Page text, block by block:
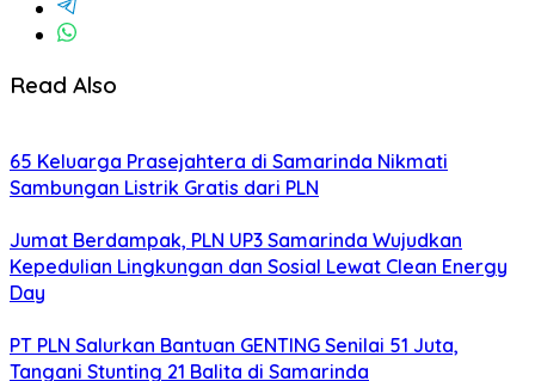
Read Also
65 Keluarga Prasejahtera di Samarinda Nikmati
Sambungan Listrik Gratis dari PLN
Jumat Berdampak, PLN UP3 Samarinda Wujudkan
Kepedulian Lingkungan dan Sosial Lewat Clean Energy
Day
PT PLN Salurkan Bantuan GENTING Senilai 51 Juta,
Tangani Stunting 21 Balita di Samarinda